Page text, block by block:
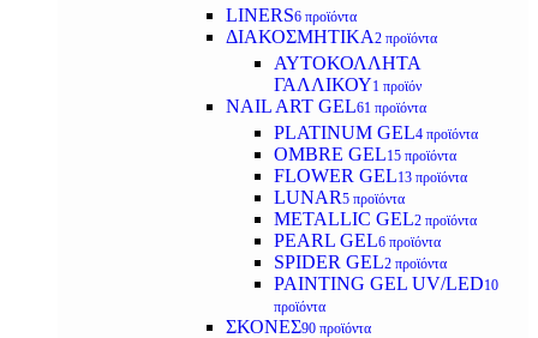
LINERS6 προϊόντα
ΔΙΑΚΟΣΜΗΤΙΚΑ2 προϊόντα
ΑΥΤΟΚΟΛΛΗΤΑ
ΓΑΛΛΙΚΟΥ1 προϊόν
NAIL ART GEL61 προϊόντα
PLATINUM GEL4 προϊόντα
OMBRE GEL15 προϊόντα
FLOWER GEL13 προϊόντα
LUNAR5 προϊόντα
METALLIC GEL2 προϊόντα
PEARL GEL6 προϊόντα
SPIDER GEL2 προϊόντα
PAINTING GEL UV/LED10
προϊόντα
ΣΚΟΝΕΣ90 προϊόντα